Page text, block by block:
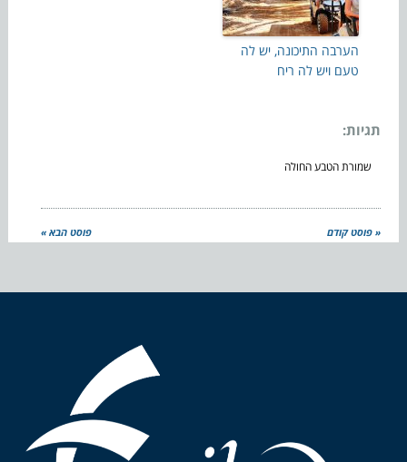
הערבה התיכונה, יש לה
טעם ויש לה ריח
תגיות:
שמורת הטבע החולה
« פוסט קודם פוסט הבא »